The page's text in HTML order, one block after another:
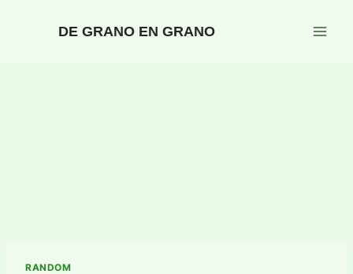
DE GRANO EN GRANO
RANDOM